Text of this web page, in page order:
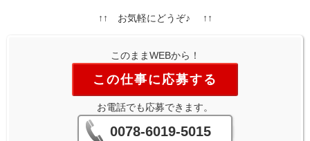
↑↑ お気軽にどうぞ♪ ↑↑
このままWEBから！
この仕事に応募する
お電話でも応募できます。
0078-6019-5015